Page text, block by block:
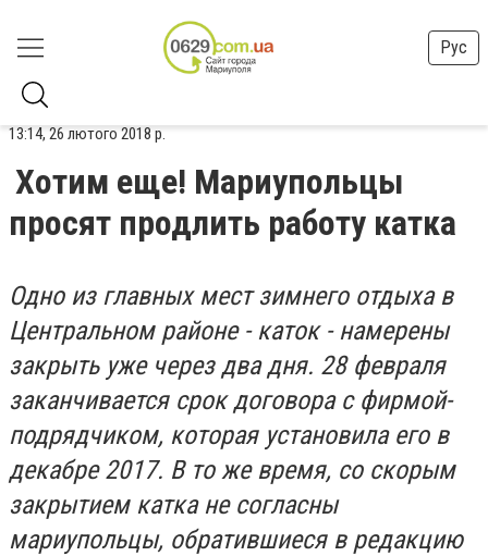
Рус
13:14, 26 лютого 2018 р.
Хотим еще! Мариупольцы
просят продлить работу катка
Одно из главных мест зимнего отдыха в
Центральном районе - каток - намерены
закрыть уже через два дня. 28 февраля
заканчивается срок договора с фирмой-
подрядчиком, которая установила его в
декабре 2017. В то же время, со скорым
закрытием катка не согласны
мариупольцы, обратившиеся в редакцию